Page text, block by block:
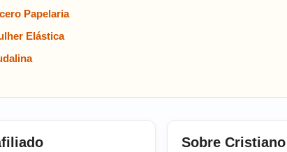
Papelaria
Elástica
Sobre Cristiano